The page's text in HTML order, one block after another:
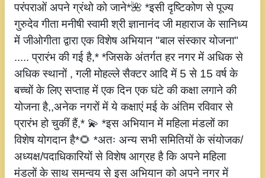
परंपराओं अपने ग्रंथो को जाने*🌺 *इसी दृष्टिकोण से पूज्य
गुरुदेव गीता मनीषी स्वामी श्री ज्ञानानंद जी महाराज के सानिध्य
में जीओगीता द्वारा एक विशेष अभियान "बाल संस्कार योजना"
..... प्रारंभ की गई है,* *जिसके अंतर्गत हर नगर में अधिक से
अधिक स्थानों , गली मोहल्ले सैक्टर आदि में 5 से 15 वर्ष के
बच्चों के लिए सप्ताह में एक दिन एक घंटे की कक्षा लगाने की
योजना है,,अनेक नगरों में ये कक्षाएं मई के अंतिम रविवार से
प्रारंभ हो चुकीं हैं,* 💫 *इस अभियान में महिला मंडलों का
विशेष योगदान है*🌻 *अतः अन्य सभी समितियों के संयोजक/
अध्यक्ष/पदाधिकारियों से विशेष आग्रह है कि अपने महिला
मंडलों के साथ समन्वय से इस अभियान को अपने नगर में